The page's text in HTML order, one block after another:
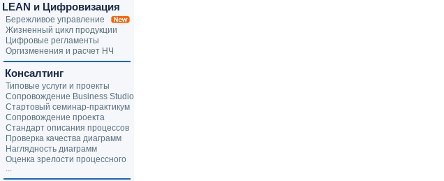
LEAN и Цифровизация
Бережливое управление
Жизненный цикл продукции
Цифровые регламенты
Оргизменения и расчет НЧ
Консалтинг
Типовые услуги и проекты
Сопровождение Business Studio
Стартовый семинар-практикум
Сопровождение проекта
Стандарт описания процессов
Проверка качества диаграмм
Наглядность диаграмм
Оценка зрелости процессного
...